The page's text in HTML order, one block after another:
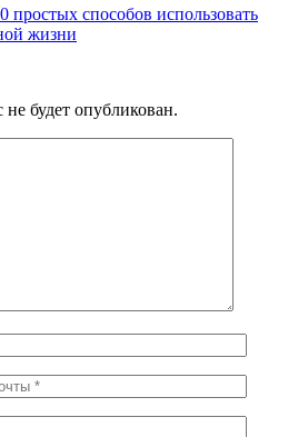
простых способов использовать
жизни
будет опубликован.